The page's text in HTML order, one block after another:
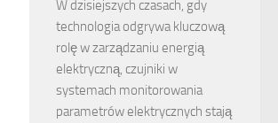
W dzisiejszych czasach, gdy
technologia odgrywa kluczową
rolę w zarządzaniu energią
elektryczną, czujniki w
systemach monitorowania
parametrów elektrycznych stają